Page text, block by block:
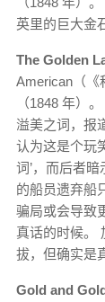
英里的巨大金
The Golden
American（《
（1848 年）
溢美之词，报
认为这是个玩
词’，而后者
的船员遗弃船
骗局或会导致
真话的时候。
拔，但确实是
Gold and